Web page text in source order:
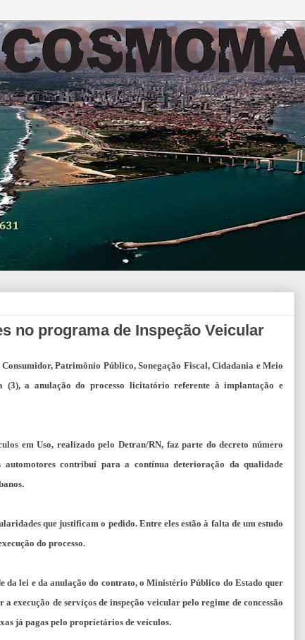
no programa de Inspeção Veicular
Patrimônio Público, Sonegação Fiscal, Cidadania e Meio
(3), a anulação do processo licitatório referente à implantação e
em Uso, realizado pelo Detran/RN, faz parte do decreto número
automotores contribuí para a contínua deterioração da qualidade
que justificam o pedido. Entre eles estão à falta de um estudo
do processo.
da lei e da anulação do contrato, o Ministério Público do Estado quer
execução de serviços de inspeção veicular pelo regime de concessão
já pagas pelo proprietários de veículos.